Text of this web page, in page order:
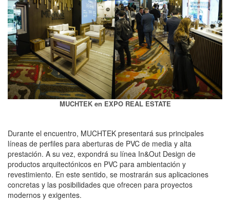
MUCHTEK en EXPO REAL ESTATE
Durante el encuentro, MUCHTEK presentará sus principales
líneas de perfiles para aberturas de PVC de media y alta
prestación. A su vez, expondrá su línea In&Out Design de
productos arquitectónicos en PVC para ambientación y
revestimiento. En este sentido, se mostrarán sus aplicaciones
concretas y las posibilidades que ofrecen para proyectos
modernos y exigentes.